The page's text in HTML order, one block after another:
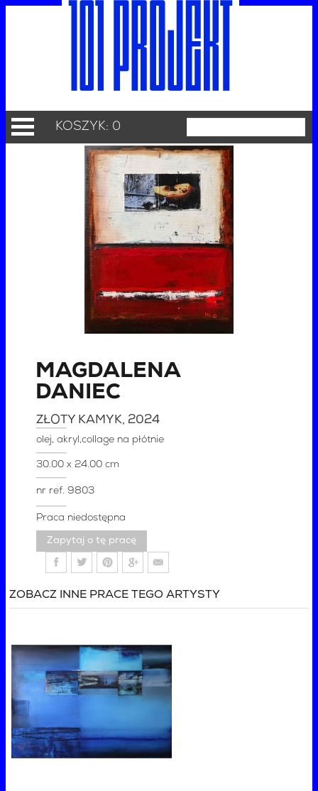
KOSZYK: 0
MAGDALENA
DANIEC
ZŁOTY KAMYK, 2024
olej, akryl,collage na płótnie
30.00 x 24.00 cm
nr ref.9803
Praca niedostępna
Zapytaj o tę pracę
ZOBACZ INNE PRACE TEGO ARTYSTY